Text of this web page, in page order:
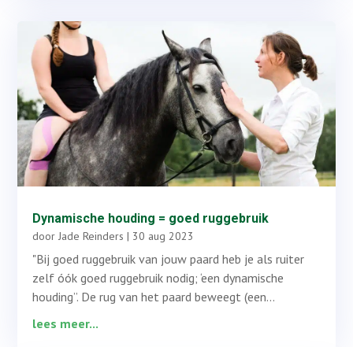
Dynamische houding = goed ruggebruik
doorJade Reinders | 30 aug 2023
"Bij goed ruggebruik van jouw paard heb je als ruiter
zelf óók goed ruggebruik nodig; ‘een dynamische
houding”. De rug van het paard beweegt (een...
lees meer...